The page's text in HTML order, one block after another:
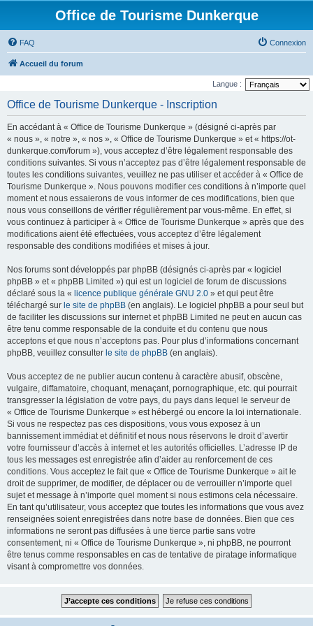
Office de Tourisme Dunkerque
FAQ Connexion
Accueil du forum
Langue :
Office de Tourisme Dunkerque - Inscription
En accédant à « Office de Tourisme Dunkerque » (désigné ci-après par
« nous », « notre », « nos », « Office de Tourisme Dunkerque » et « https://ot-
dunkerque.com/forum »), vous acceptez d’être légalement responsable des
conditions suivantes. Si vous n’acceptez pas d’être légalement responsable de
toutes les conditions suivantes, veuillez ne pas utiliser et accéder à « Office de
Tourisme Dunkerque ». Nous pouvons modifier ces conditions à n’importe quel
moment et nous essaierons de vous informer de ces modifications, bien que
nous vous conseillons de vérifier régulièrement par vous-même. En effet, si
vous continuez à participer à « Office de Tourisme Dunkerque » après que des
modifications aient été effectuées, vous acceptez d’être légalement
responsable des conditions modifiées et mises à jour.
Nos forums sont développés par phpBB (désignés ci-après par « logiciel
phpBB » et « phpBB Limited ») qui est un logiciel de forum de discussions
déclaré sous la « licence publique générale GNU 2.0 » et qui peut être
téléchargé sur le site de phpBB (en anglais). Le logiciel phpBB a pour seul but
de faciliter les discussions sur internet et phpBB Limited ne peut en aucun cas
être tenu comme responsable de la conduite et du contenu que nous
acceptons et que nous n’acceptons pas. Pour plus d’informations concernant
phpBB, veuillez consulter le site de phpBB (en anglais).
Vous acceptez de ne publier aucun contenu à caractère abusif, obscène,
vulgaire, diffamatoire, choquant, menaçant, pornographique, etc. qui pourrait
transgresser la législation de votre pays, du pays dans lequel le serveur de
« Office de Tourisme Dunkerque » est hébergé ou encore la loi internationale.
Si vous ne respectez pas ces dispositions, vous vous exposez à un
bannissement immédiat et définitif et nous nous réservons le droit d’avertir
votre fournisseur d’accès à internet et les autorités officielles. L’adresse IP de
tous les messages est enregistrée afin d’aider au renforcement de ces
conditions. Vous acceptez le fait que « Office de Tourisme Dunkerque » ait le
droit de supprimer, de modifier, de déplacer ou de verrouiller n’importe quel
sujet et message à n’importe quel moment si nous estimons cela nécessaire.
En tant qu’utilisateur, vous acceptez que toutes les informations que vous avez
renseignées soient enregistrées dans notre base de données. Bien que ces
informations ne seront pas diffusées à une tierce partie sans votre
consentement, ni « Office de Tourisme Dunkerque », ni phpBB, ne pourront
être tenus comme responsables en cas de tentative de piratage informatique
visant à compromettre vos données.